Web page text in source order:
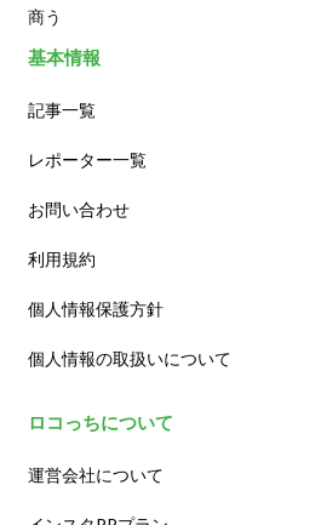
商う
基本情報
記事一覧
レポーター一覧
お問い合わせ
利用規約
個人情報保護方針
個人情報の取扱いについて
ロコっちについて
運営会社について